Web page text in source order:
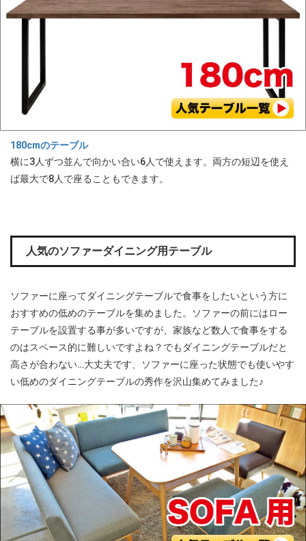
180cmのテーブル
横に3人ずつ並んで向かい合い6人で使えます。両方の短辺を使え
ば最大で8人で座ることもできます。
人気のソファーダイニング用テーブル
ソファーに座ってダイニングテーブルで食事をしたいという方に
おすすめの低めのテーブルを集めました。ソファーの前にはロー
テーブルを設置する事が多いですが、家族など数人で食事をする
のはスペース的に難しいですよね？でもダイニングテーブルだと
高さが合わない…大丈夫です、ソファーに座った状態でも使いやす
い低めのダイニングテーブルの秀作を沢山集めてみました♪